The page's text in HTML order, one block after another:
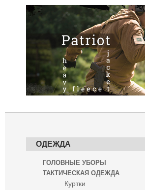
ОДЕЖДА
ГОЛОВНЫЕ УБОРЫ
ТАКТИЧЕСКАЯ ОДЕЖДА
Куртки